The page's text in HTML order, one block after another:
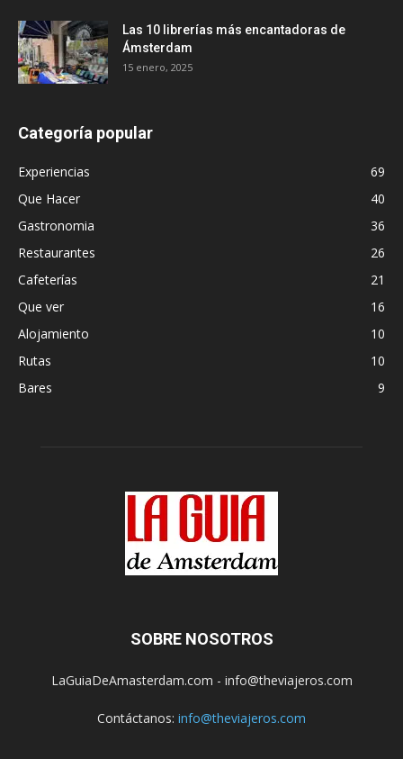
Las 10 librerías más encantadoras de
Ámsterdam
15 enero, 2025
Categoría popular
Experiencias
69
Que Hacer
40
Gastronomia
36
Restaurantes
26
Cafeterías
21
Que ver
16
Alojamiento
10
Rutas
10
Bares
9
SOBRE NOSOTROS
LaGuiaDeAmasterdam.com - info@theviajeros.com
Contáctanos: info@theviajeros.com